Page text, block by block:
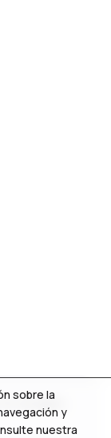
All rights
sobre la
y
nuestra